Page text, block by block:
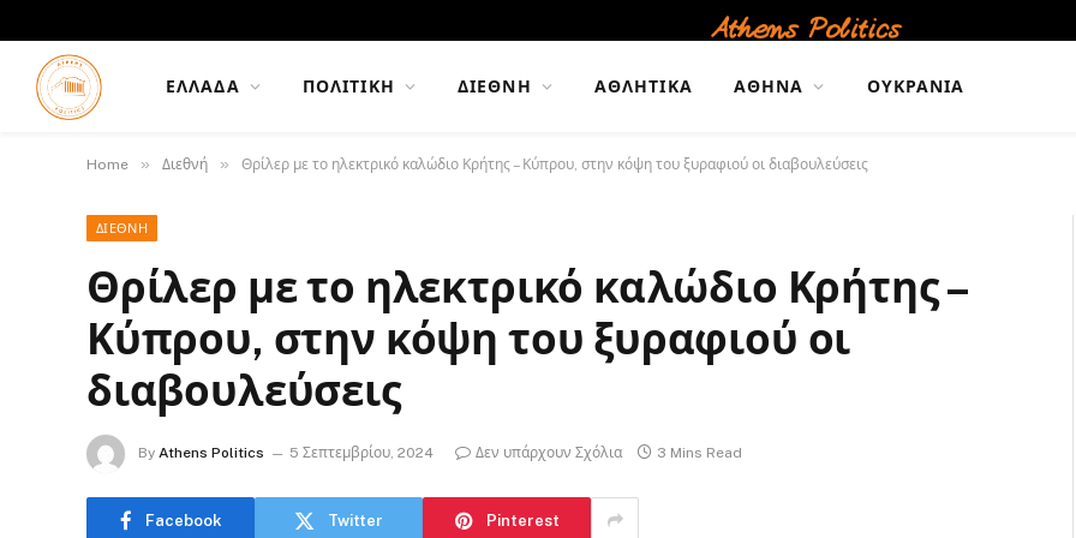
ΕΛΛΆΔΑ ΠΟΛΙΤΙΚΉ ΔΙΕΘΝΉ ΑΘΛΗΤΙΚΆ ΑΘΉΝΑ ΟΥΚΡΑΝΊΑ
Home » Διεθνή » Θρίλερ με το ηλεκτρικό καλώδιο Κρήτης – Κύπρου, στην κόψη του ξυραφιού οι διαβουλεύσεις
ΔΙΕΘΝΉ
Θρίλερ με το ηλεκτρικό καλώδιο Κρήτης –
Κύπρου, στην κόψη του ξυραφιού οι
διαβουλεύσεις
By Athens Politics 5 Σεπτεμβρίου, 2024 Δεν υπάρχουν Σχόλια 3 Mins Read
Facebook Twitter Pinterest